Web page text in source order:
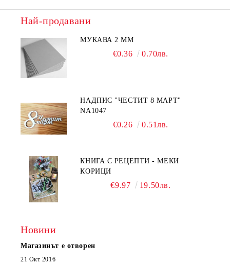
Най-продавани
МУКАВА 2 ММ
€0.36 0.70лв.
НАДПИС "ЧЕСТИТ 8 МАРТ"
NA1047
€0.26 0.51лв.
КНИГА С РЕЦЕПТИ - МЕКИ
КОРИЦИ
€9.97 19.50лв.
Новини
Магазинът е отворен
21 Окт 2016